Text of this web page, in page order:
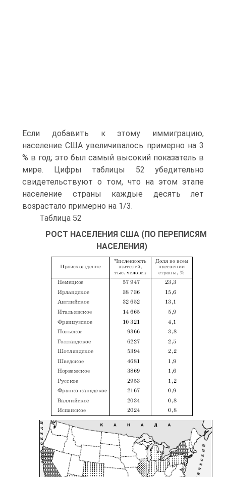
Если добавить к этому иммиграцию,
население США увеличивалось примерно на 3
% в год; это был самый высокий показатель в
мире. Цифры таблицы 52 убедительно
свидетельствуют о том, что на этом этапе
население страны каждые десять лет
возрастало примерно на 1/3.
Таблица 52
РОСТ НАСЕЛЕНИЯ США (ПО ПЕРЕПИСЯМ
НАСЕЛЕНИЯ)